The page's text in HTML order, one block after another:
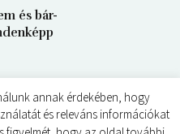
és bár-
annak érdekében, hogy
és releváns információkat